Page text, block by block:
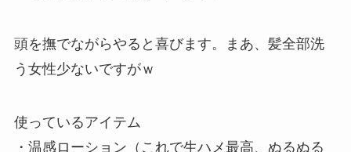
頭を撫でながらやると喜びます。まあ、髪全部洗
う女性少ないですがｗ
使っているアイテム
・温感ローション（これで生ハメ最高、ぬるぬる